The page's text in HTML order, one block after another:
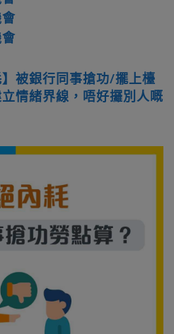
被銀行同事搶功/擺上檯
情緒界線，唔好攞別人嘅